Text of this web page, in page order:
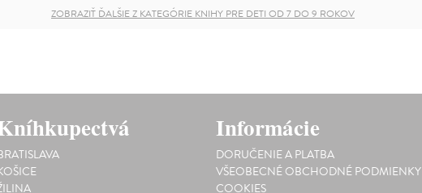
ZOBRAZIŤ ĎALŠIE Z KATEGÓRIE KNIHY PRE DETI OD 7 DO 9 ROKOV
Informácie
DORUČENIE A PLATBA
VŠEOBECNÉ OBCHODNÉ PODMIENKY
COOKIES